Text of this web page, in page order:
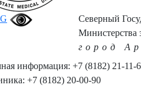
Северный
Министерства
город
информация: +7 (8182) 21-11-
+7 (8182) 20-00-90